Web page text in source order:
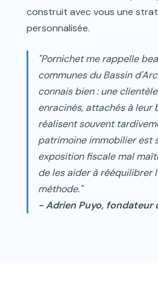
construit avec vous une
personnalisée.
"Pornichet me rappelle
communes du Bassin
connais bien : une
enracinés, attachés à leur
réalisent souvent
patrimoine immobilier est
exposition fiscale mal
de les aider à rééquilibrer
méthode."
- Adrien Puyo, fondateur